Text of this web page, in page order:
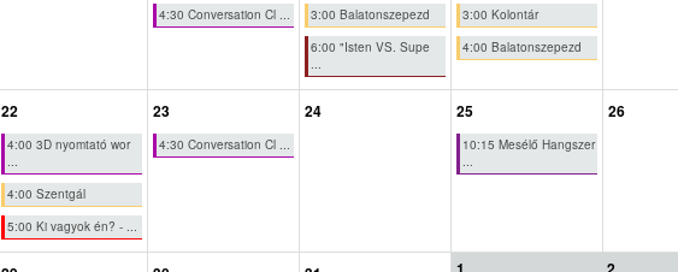
4:30 Conversation Cl ...
3:00 Balatonszepezd
6:00 "Isten VS. Supe
...
3:00 Kolontár
4:00 Balatonszepezd
22
4:00 3D nyomtató wor
...
4:00 Szentgál
5:00 Ki vagyok én? - ...
23
4:30 Conversation Cl ...
24 25
10:15 Mesélő Hangszer
...
26